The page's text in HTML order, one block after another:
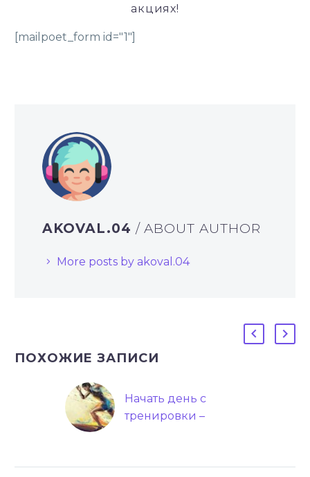
акциях!
[mailpoet_form id="1"]
AKOVAL.04 / ABOUT AUTHOR
More posts by akoval.04
ПОХОЖИЕ ЗАПИСИ
Начать день с
тренировки –